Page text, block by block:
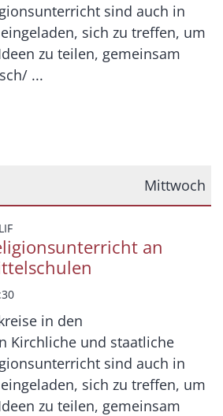
sind auch in
sich zu treffen, um
zu teilen, gemeinsam
...
Mittwoch
:
an
in den
Kirchliche und staatliche
sind auch in
sich zu treffen, um
zu teilen, gemeinsam